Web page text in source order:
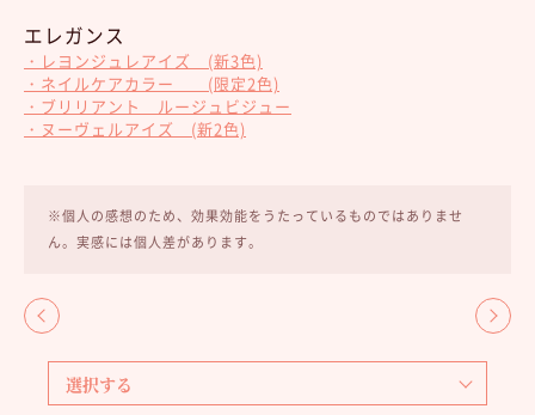
エレガンス
・レヨンジュレアイズ (新3色)
・ネイルケアカラー (限定2色)
・ブリリアント ルージュビジュー
・ヌーヴェルアイズ (新2色)
※個人の感想のため、効果効能をうたっているものではありませ
ん。実感には個人差があります。